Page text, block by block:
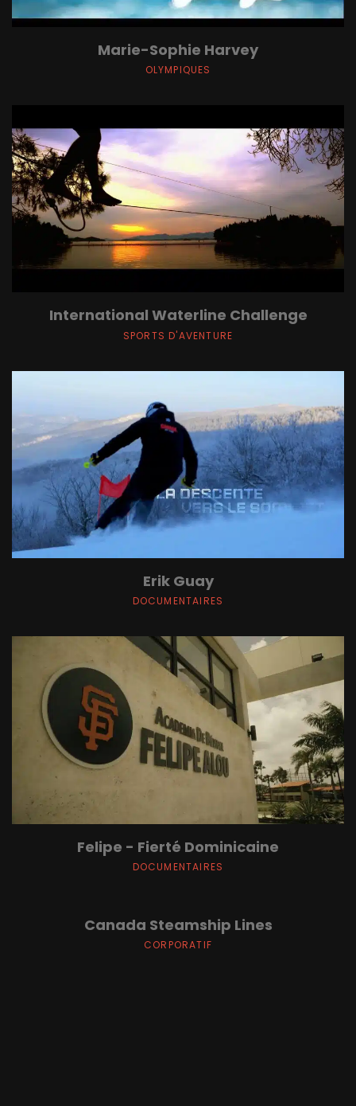
Marie-Sophie Harvey
OLYMPIQUES
International Waterline Challenge
SPORTS D'AVENTURE
Erik Guay
DOCUMENTAIRES
Felipe - Fierté Dominicaine
DOCUMENTAIRES
Canada Steamship Lines
CORPORATIF